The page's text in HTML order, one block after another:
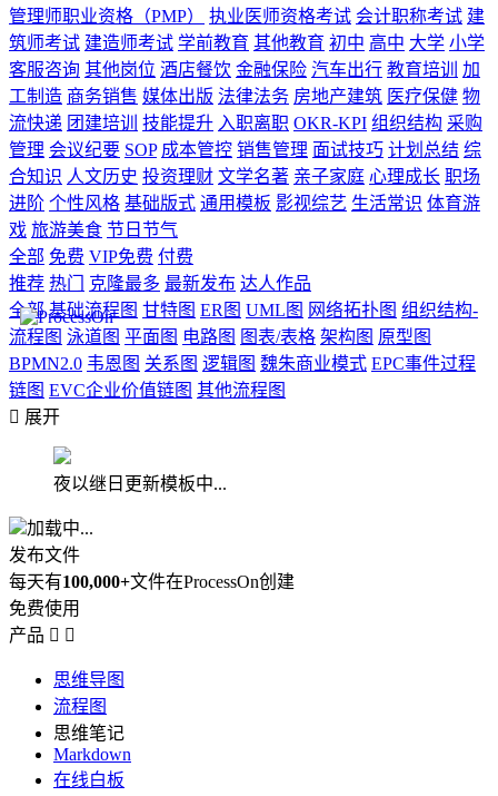
管理师职业资格（PMP）
执业医师资格考试 会计职称考试 建
筑师考试 建造师考试 学前教育 其他教育 初中 高中 大学 小学
客服咨询 其他岗位 酒店餐饮 金融保险 汽车出行 教育培训
加
工制造 商务销售 媒体出版 法律法务 房地产建筑 医疗保健 物
流快递 团建培训 技能提升 入职离职 OKR-KPI 组织结构 采购
管理 会议纪要 SOP 成本管控 销售管理 面试技巧 计划总结 综
合知识 人文历史 投资理财 文学名著 亲子家庭 心理成长 职场
进阶 个性风格 基础版式 通用模板 影视综艺 生活常识 体育游
戏 旅游美食 节日节气
全部 免费 VIP免费 付费
推荐 热门 克隆最多 最新发布 达人作品
全部 基础流程图 甘特图 ER图 UML图 网络拓扑图 组织结构-
流程图 泳道图 平面图 电路图 图表/表格 架构图 原型图
BPMN2.0 韦恩图 关系图 逻辑图 魏朱商业模式 EPC事件过程
链图 EVC企业价值链图 其他流程图
 展开
夜以继日更新模板中...
加载中...
发布文件
每天有100,000+文件在ProcessOn创建
免费使用
产品  
思维导图
流程图
思维笔记
Markdown
在线白板